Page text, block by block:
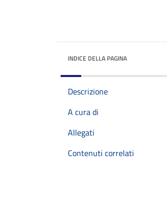
INDICE DELLA PAGINA
Descrizione
A cura di
Allegati
Contenuti correlati